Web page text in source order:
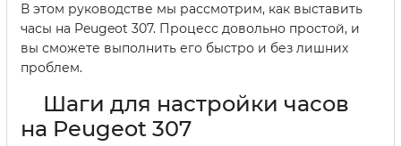
В этом руководстве мы рассмотрим, как выставить
часы на Peugeot 307. Процесс довольно простой, и
вы сможете выполнить его быстро и без лишних
проблем.
Шаги для настройки часов
на Peugeot 307